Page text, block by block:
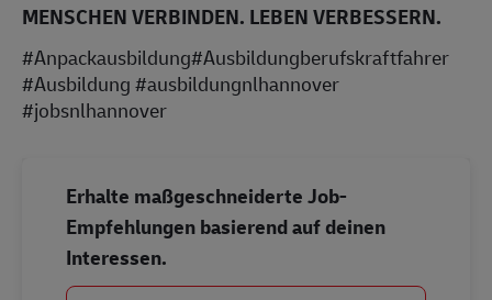
MENSCHEN VERBINDEN. LEBEN VERBESSERN.
#Anpackausbildung#Ausbildungberufskraftfahrer
#Ausbildung #ausbildungnlhannover
#jobsnlhannover
Erhalte maßgeschneiderte Job-
Empfehlungen basierend auf deinen
Interessen.